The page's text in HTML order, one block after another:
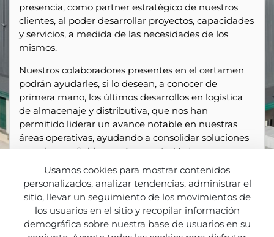
presencia, como partner estratégico de nuestros
clientes, al poder desarrollar proyectos, capacidades
y servicios, a medida de las necesidades de los
mismos.
Nuestros colaboradores presentes en el certamen
podrán ayudarles, si lo desean, a conocer de
primera mano, los últimos desarrollos en logística
de almacenaje y distributiva, que nos han
permitido liderar un avance notable en nuestras
áreas operativas, ayudando a consolidar soluciones
novedosas y fiables, en áreas estratégicas para
nuestros clientes.
Esperamos poder vernos en breve, convencidos de
que la visita a nuestro “stand” , siempre será un
interesante punto de encuentro, dónde nuestro
equipo, estará disponible para responder a todas
Usamos cookies para mostrar contenidos
personalizados, analizar tendencias, administrar el
sitio, llevar un seguimiento de los movimientos de
los usuarios en el sitio y recopilar información
demográfica sobre nuestra base de usuarios en su